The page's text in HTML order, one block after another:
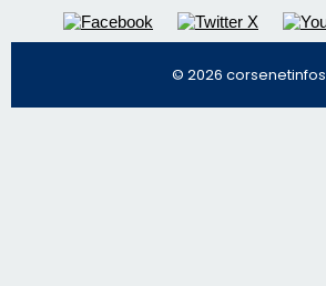
© 2026 corsenetinfos